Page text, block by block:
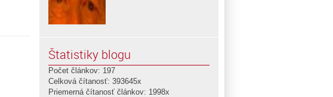
Štatistiky blogu
Počet článkov: 197
Celková čítanosť: 393645x
Priemerná čítanosť článkov: 1998x